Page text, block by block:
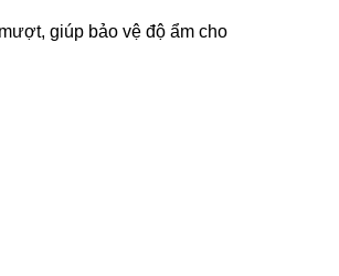
giúp bảo vệ độ ẩm cho